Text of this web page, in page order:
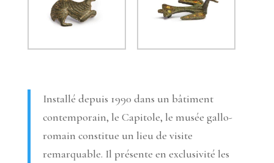
Installé depuis 1990 dans un bâtiment
contemporain, le Capitole, le musée gallo-
romain constitue un lieu de visite
remarquable. Il présente en exclusivité les